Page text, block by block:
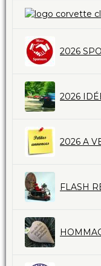
2026
2026
2026 A
FLASH